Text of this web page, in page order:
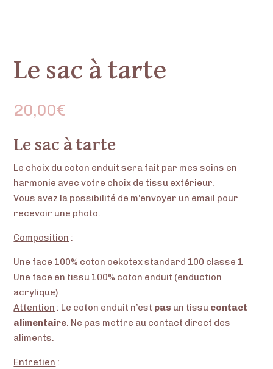
Le sac à tarte
20,00€
Le sac à tarte
Le choix du coton enduit sera fait par mes soins en
harmonie avec votre choix de tissu extérieur.
Vous avez la possibilité de m’envoyer un email pour
recevoir une photo.
Composition :
Une face 100% coton oekotex standard 100 classe 1
Une face en tissu 100% coton enduit (enduction
acrylique)
Attention : Le coton enduit n’est pas un tissu contact
alimentaire. Ne pas mettre au contact direct des
aliments.
Entretien :